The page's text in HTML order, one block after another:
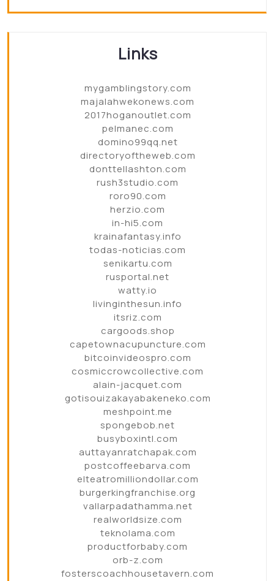
Links
mygamblingstory.com
majalahwekonews.com
2017hoganoutlet.com
pelmanec.com
domino99qq.net
directoryoftheweb.com
donttellashton.com
rush3studio.com
roro90.com
herzio.com
in-hi5.com
krainafantasy.info
todas-noticias.com
senikartu.com
rusportal.net
watty.io
livinginthesun.info
itsriz.com
cargoods.shop
capetownacupuncture.com
bitcoinvideospro.com
cosmiccrowcollective.com
alain-jacquet.com
gotisouizakayabakeneko.com
meshpoint.me
spongebob.net
busyboxintl.com
auttayanratchapak.com
postcoffeebarva.com
elteatromilliondollar.com
burgerkingfranchise.org
vallarpadathamma.net
realworldsize.com
teknolama.com
productforbaby.com
orb-z.com
fosterscoachhousetavern.com